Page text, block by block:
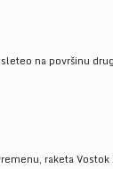
na površinu
raketa